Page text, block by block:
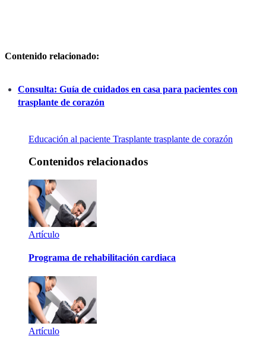
Contenido relacionado:
Consulta: Guía de cuidados en casa para pacientes con
trasplante de corazón
Educación al paciente Trasplante trasplante de corazón
Contenidos relacionados
Artículo
Programa de rehabilitación cardiaca
Artículo